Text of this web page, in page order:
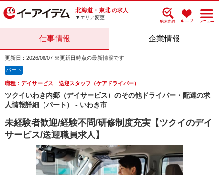
北海道・東北 の求人
▼エリア変更
仕事情報 企業情報
更新日：2026/08/07 ※更新日時点の最新情報です
パート
職種：デイサービス 送迎スタッフ（ケアドライバー）
ツクイいわき内郷（デイサービス）のその他ドライバー・配達の求
人情報詳細（パート） - いわき市
未経験者歓迎/経験不問/研修制度充実【ツクイのデイ
サービス/送迎職員求人】